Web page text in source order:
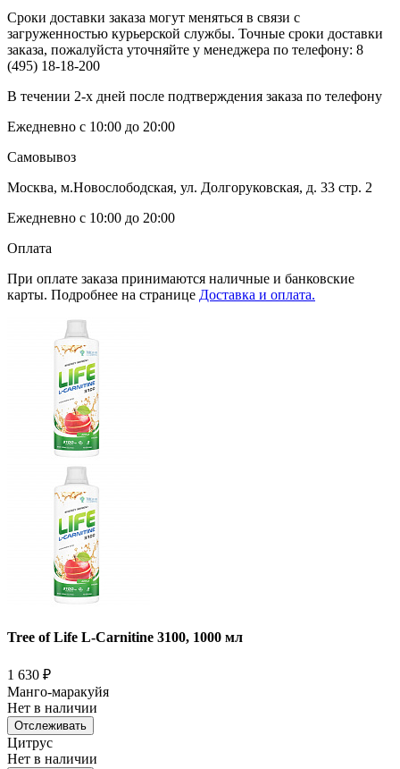
Сроки доставки заказа могут меняться в связи с
загруженностью курьерской службы. Точные сроки доставки
заказа, пожалуйста уточняйте у менеджера по телефону: 8
(495) 18-18-200
В течении 2-х дней после подтверждения заказа по телефону
Ежедневно с 10:00 до 20:00
Самовывоз
Москва, м.Новослободская, ул. Долгоруковская, д. 33 стр. 2
Ежедневно с 10:00 до 20:00
Оплата
При оплате заказа принимаются наличные и банковские
карты. Подробнее на странице Доставка и оплата.
Tree of Life L-Carnitine 3100, 1000 мл
1 630 ₽
Манго-маракуйя
Нет в наличии
Отслеживать
Цитрус
Нет в наличии